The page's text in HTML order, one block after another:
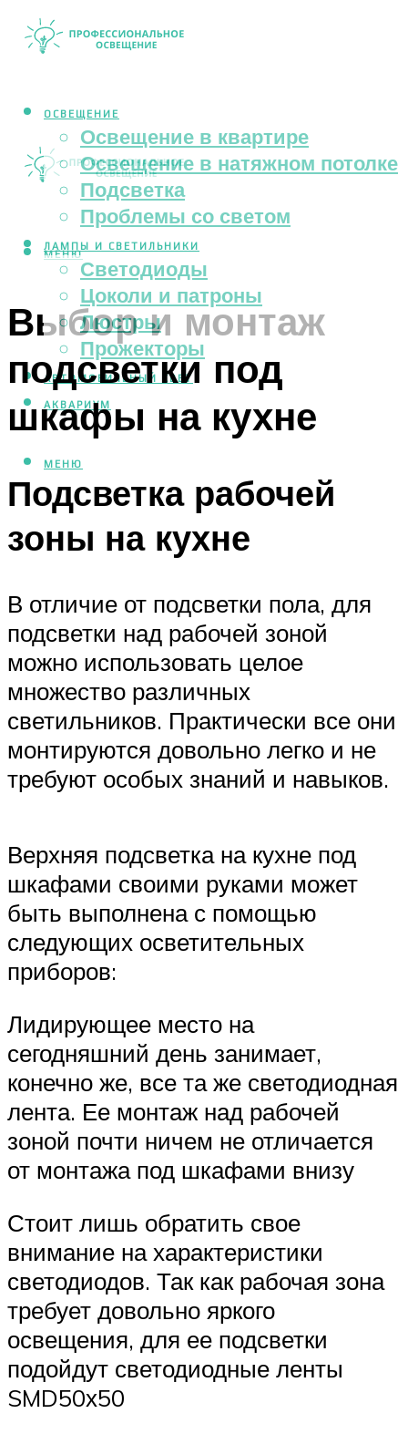
ОСВЕЩЕНИЕ
Освещение в квартире
Освещение в натяжном потолке
Подсветка
Проблемы со светом
ЛАМПЫ И СВЕТИЛЬНИКИ
Светодиоды
Цоколи и патроны
Люстры
Прожекторы
АВТОМОБИЛЬНЫЙ СВЕТ
АКВАРИУМ
МЕНЮ
МЕНЮ
Выбор и монтаж
подсветки под
шкафы на кухне
Подсветка рабочей
зоны на кухне
В отличие от подсветки пола, для
подсветки над рабочей зоной
можно использовать целое
множество различных
светильников. Практически все они
монтируются довольно легко и не
требуют особых знаний и навыков.
Верхняя подсветка на кухне под
шкафами своими руками может
быть выполнена с помощью
следующих осветительных
приборов:
Лидирующее место на
сегодняшний день занимает,
конечно же, все та же светодиодная
лента. Ее монтаж над рабочей
зоной почти ничем не отличается
от монтажа под шкафами внизу
Стоит лишь обратить свое
внимание на характеристики
светодиодов. Так как рабочая зона
требует довольно яркого
освещения, для ее подсветки
подойдут светодиодные ленты
SMD50х50